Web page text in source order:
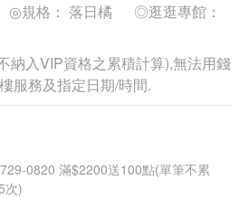
◎規格： 落日橘
◎逛逛專館：
納入VIP資格之累積計算),無法用錢
服務及指定日期/時間.
0820 滿$2200送100點(單筆不累
次)